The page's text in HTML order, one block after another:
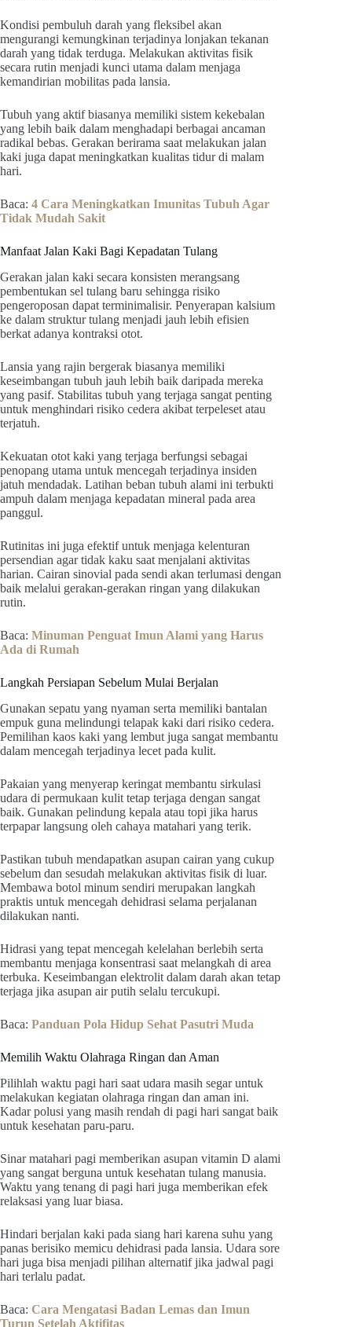
Kondisi pembuluh darah yang fleksibel akan
mengurangi kemungkinan terjadinya lonjakan tekanan
darah yang tidak terduga. Melakukan aktivitas fisik
secara rutin menjadi kunci utama dalam menjaga
kemandirian mobilitas pada lansia.
Tubuh yang aktif biasanya memiliki sistem kekebalan
yang lebih baik dalam menghadapi berbagai ancaman
radikal bebas. Gerakan berirama saat melakukan jalan
kaki juga dapat meningkatkan kualitas tidur di malam
hari.
Baca: 4 Cara Meningkatkan Imunitas Tubuh Agar
Tidak Mudah Sakit
Manfaat Jalan Kaki Bagi Kepadatan Tulang
Gerakan jalan kaki secara konsisten merangsang
pembentukan sel tulang baru sehingga risiko
pengeroposan dapat terminimalisir. Penyerapan kalsium
ke dalam struktur tulang menjadi jauh lebih efisien
berkat adanya kontraksi otot.
Lansia yang rajin bergerak biasanya memiliki
keseimbangan tubuh jauh lebih baik daripada mereka
yang pasif. Stabilitas tubuh yang terjaga sangat penting
untuk menghindari risiko cedera akibat terpeleset atau
terjatuh.
Kekuatan otot kaki yang terjaga berfungsi sebagai
penopang utama untuk mencegah terjadinya insiden
jatuh mendadak. Latihan beban tubuh alami ini terbukti
ampuh dalam menjaga kepadatan mineral pada area
panggul.
Rutinitas ini juga efektif untuk menjaga kelenturan
persendian agar tidak kaku saat menjalani aktivitas
harian. Cairan sinovial pada sendi akan terlumasi dengan
baik melalui gerakan-gerakan ringan yang dilakukan
rutin.
Baca: Minuman Penguat Imun Alami yang Harus
Ada di Rumah
Langkah Persiapan Sebelum Mulai Berjalan
Gunakan sepatu yang nyaman serta memiliki bantalan
empuk guna melindungi telapak kaki dari risiko cedera.
Pemilihan kaos kaki yang lembut juga sangat membantu
dalam mencegah terjadinya lecet pada kulit.
Pakaian yang menyerap keringat membantu sirkulasi
udara di permukaan kulit tetap terjaga dengan sangat
baik. Gunakan pelindung kepala atau topi jika harus
terpapar langsung oleh cahaya matahari yang terik.
Pastikan tubuh mendapatkan asupan cairan yang cukup
sebelum dan sesudah melakukan aktivitas fisik di luar.
Membawa botol minum sendiri merupakan langkah
praktis untuk mencegah dehidrasi selama perjalanan
dilakukan nanti.
Hidrasi yang tepat mencegah kelelahan berlebih serta
membantu menjaga konsentrasi saat melangkah di area
terbuka. Keseimbangan elektrolit dalam darah akan tetap
terjaga jika asupan air putih selalu tercukupi.
Baca: Panduan Pola Hidup Sehat Pasutri Muda
Memilih Waktu Olahraga Ringan dan Aman
Pilihlah waktu pagi hari saat udara masih segar untuk
melakukan kegiatan olahraga ringan dan aman ini.
Kadar polusi yang masih rendah di pagi hari sangat baik
untuk kesehatan paru-paru.
Sinar matahari pagi memberikan asupan vitamin D alami
yang sangat berguna untuk kesehatan tulang manusia.
Waktu yang tenang di pagi hari juga memberikan efek
relaksasi yang luar biasa.
Hindari berjalan kaki pada siang hari karena suhu yang
panas berisiko memicu dehidrasi pada lansia. Udara sore
hari juga bisa menjadi pilihan alternatif jika jadwal pagi
hari terlalu padat.
Baca: Cara Mengatasi Badan Lemas dan Imun
Turun Setelah Aktifitas